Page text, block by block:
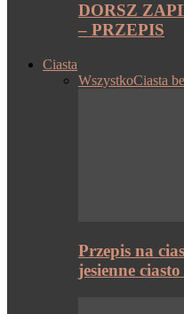
DORSZ
– PRZEPIS
Ciasta
WszystkoCiasta
Przepis na
jesienne